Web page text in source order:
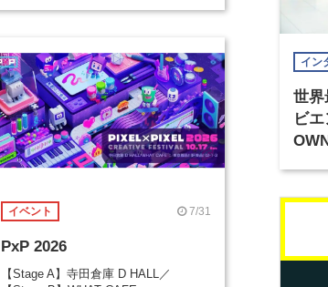
イベント 7/31
PxP 2026
【Stage A】寺田倉庫 D HALL／
イン
世界
ビ